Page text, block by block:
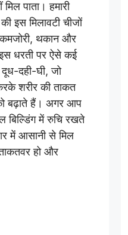
पाता। हमारी
इस मिलावटी चीजों
थकान और
धरती पर ऐसे कई
दही-घी, जो
शरीर की ताकत
बढ़ाते हैं। अगर आप
बिल्डिंग में रुचि रखते
में आसानी से मिल
हो और